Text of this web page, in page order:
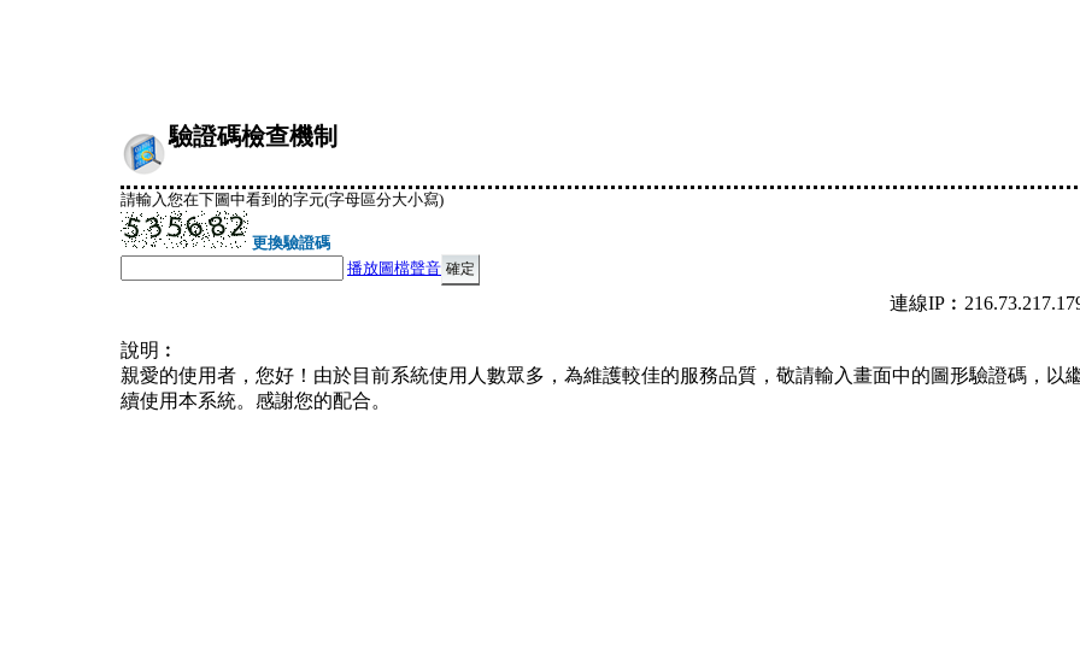
驗證碼檢查機制
請輸入您在下圖中看到的字元(字母區分大小寫)
更換驗證碼
播放圖檔聲音
連線
說明︰
親愛的使用者，您好！由於目前系統使用人數眾多，為維護較佳的服務品質，敬請輸入畫面中的圖形驗證碼，以
續使用本系統。感謝您的配合。